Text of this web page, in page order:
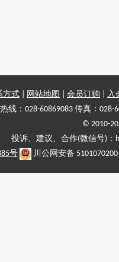
方式 网站地图 会员订购
入
线：028-60869083 传真：028-
© 2010-
投诉、建议、合作(微信号)
号
川公网安备